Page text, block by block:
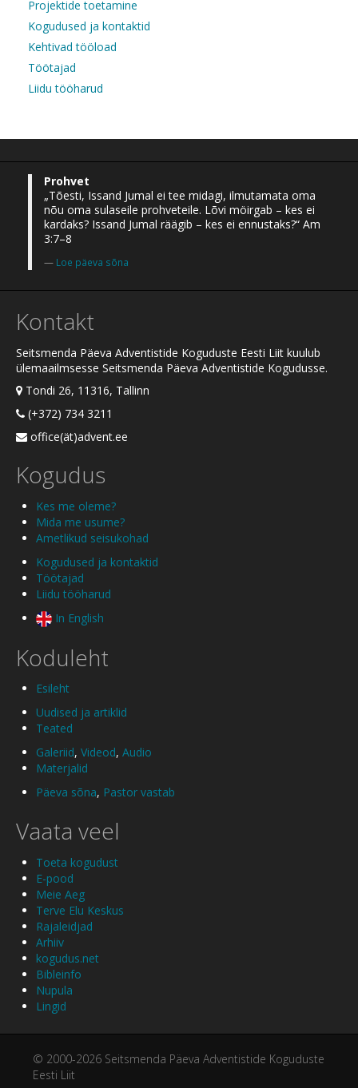
Projektide toetamine
Kogudused ja kontaktid
Kehtivad tööload
Töötajad
Liidu tööharud
Prohvet
„Tõesti, Issand Jumal ei tee midagi, ilmutamata oma
nõu oma sulaseile prohveteile. Lõvi möirgab – kes ei
kardaks? Issand Jumal räägib – kes ei ennustaks?“ Am
3:7–8
Loe päeva sõna
Kontakt
Seitsmenda Päeva Adventistide Koguduste Eesti Liit kuulub
ülemaailmsesse Seitsmenda Päeva Adventistide Kogudusse.
Tondi 26, 11316, Tallinn
(+372) 734 3211
office(ät)advent.ee
Kogudus
Kes me oleme?
Mida me usume?
Ametlikud seisukohad
Kogudused ja kontaktid
Töötajad
Liidu tööharud
In English
Koduleht
Esileht
Uudised ja artiklid
Teated
Galeriid, Videod, Audio
Materjalid
Päeva sõna, Pastor vastab
Vaata veel
Toeta kogudust
E-pood
Meie Aeg
Terve Elu Keskus
Rajaleidjad
Arhiiv
kogudus.net
Bibleinfo
Nupula
Lingid
© 2000-2026 Seitsmenda Päeva Adventistide Koguduste
Eesti Liit